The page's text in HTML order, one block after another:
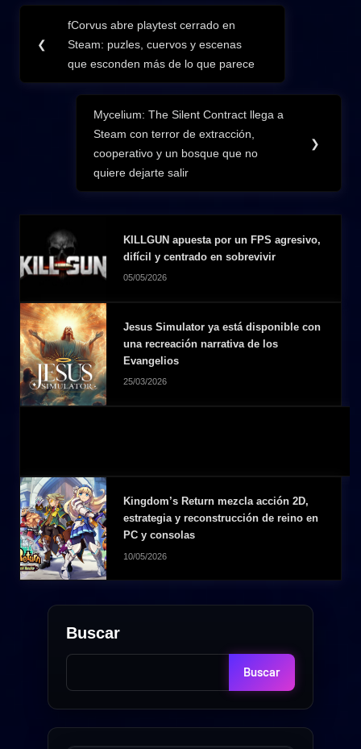
Navegación
de
entradas
❮
Previous
Post:
fCorvus abre playtest cerrado en
Steam: puzles, cuervos y escenas
que esconden más de lo que parece
Next
Post:
Mycelium: The Silent Contract llega a
Steam con terror de extracción,
cooperativo y un bosque que no
quiere dejarte salir
❯
KILLGUN apuesta por un FPS agresivo,
difícil y centrado en sobrevivir
05/05/2026
Jesus Simulator ya está disponible con
una recreación narrativa de los
Evangelios
25/03/2026
Kingdom’s Return mezcla acción 2D,
estrategia y reconstrucción de reino en
PC y consolas
10/05/2026
Buscar
Buscar